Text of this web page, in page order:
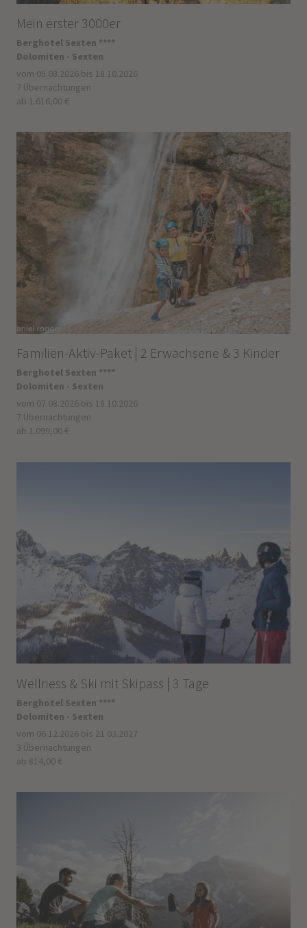
Mein erster 3000er
Berghotel Sexten ****
Dolomiten - Sexten
vom 05.08.2026 bis 18.10.2026
7 Übernachtungen
ab 1.616,00 €
Familien-Aktiv-Paket | 2 Erwachsene & 3 Kinder
Berghotel Sexten ****
Dolomiten - Sexten
vom 07.08.2026 bis 18.10.2026
7 Übernachtungen
ab 1.099,00 €
Wellness & Ski mit Skipass | 3 Tage
Berghotel Sexten ****
Dolomiten - Sexten
vom 06.12.2026 bis 21.03.2027
3 Übernachtungen
ab 814,00 €